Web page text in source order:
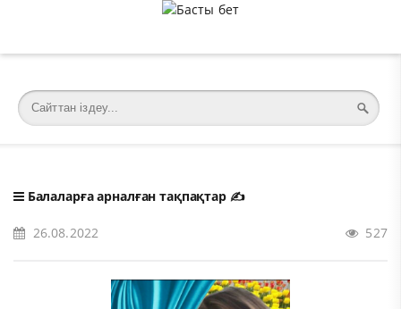
Балаларға арналған тақпақтар✍️
26.08.2022 527